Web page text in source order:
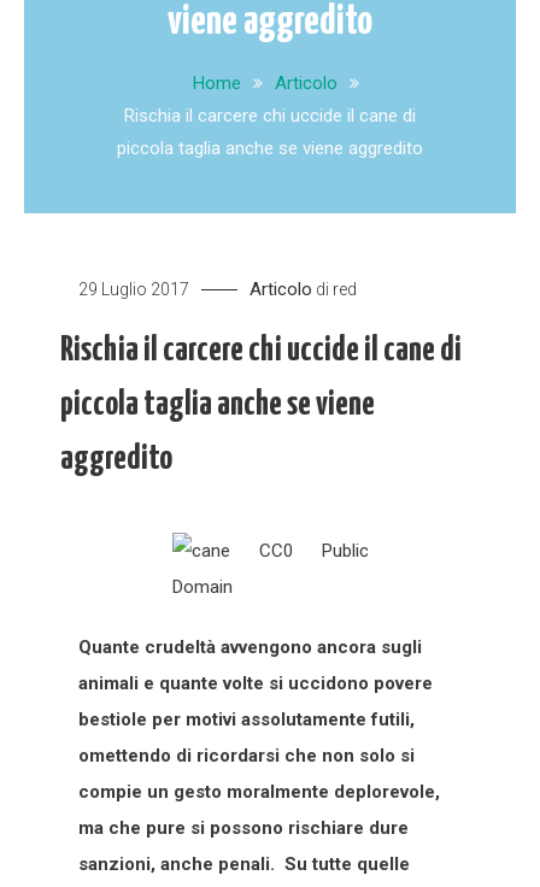
viene aggredito
Home
Articolo
Rischia il carcere chi uccide il cane di
piccola taglia anche se viene aggredito
29 Luglio 2017 Articolo di red
Rischia il carcere chi uccide il cane di
piccola taglia anche se viene
aggredito
Quante crudeltà avvengono ancora sugli
animali e quante volte si uccidono povere
bestiole per motivi assolutamente futili,
omettendo di ricordarsi che non solo si
compie un gesto moralmente deplorevole,
ma che pure si possono rischiare dure
sanzioni, anche penali. Su tutte quelle